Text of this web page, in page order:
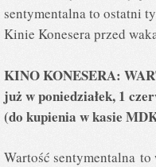
sentymentalna to ostatni
Kinie Konesera przed
KINO KONESERA:
już w poniedziałek, 1
(do kupienia w kasie
Wartość sentymentalna